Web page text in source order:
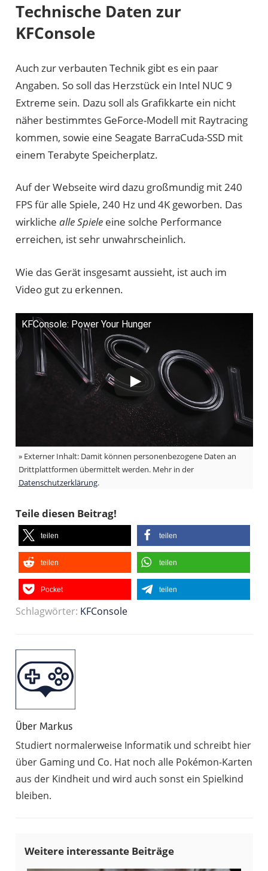
Technische Daten zur
KFConsole
Auch zur verbauten Technik gibt es ein paar
Angaben. So soll das Herzstück ein Intel NUC 9
Extreme sein. Dazu soll als Grafikkarte ein nicht
näher bestimmtes GeForce-Modell mit Raytracing
kommen, sowie eine Seagate BarraCuda-SSD mit
einem Terabyte Speicherplatz.
Auf der Webseite wird dazu großmundig mit 240
FPS für alle Spiele, 240 Hz und 4K geworben. Das
wirkliche alle Spieleeine solche Performance
erreichen, ist sehr unwahrscheinlich.
Wie das Gerät insgesamt aussieht, ist auch im
Video gut zu erkennen.
KFConsole: Power Your Hunger
» Externer Inhalt: Damit können personenbezogene Daten an
Drittplattformen übermittelt werden. Mehr in der
Datenschutzerklärung.
Teile diesen Beitrag!
teilen teilen
teilen teilen
Pocket teilen
Schlagwörter: KFConsole
Über Markus
Studiert normalerweise Informatik und schreibt hier
über Gaming und Co. Hat noch alle Pokémon-Karten
aus der Kindheit und wird auch sonst ein Spielkind
bleiben.